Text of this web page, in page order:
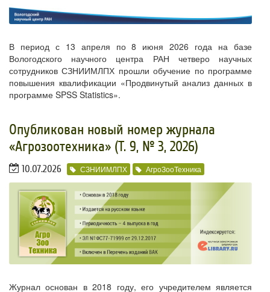
В период с 13 апреля по 8 июня 2026 года на базе
Вологодского научного центра РАН четверо научных
сотрудников СЗНИИМЛПХ прошли обучение по программе
повышения квалификации «Продвинутый анализ данных в
программе SPSS Statistics».
Опубликован новый номер журнала
«Агрозоотехника» (Т. 9, № 3, 2026)
10.07.2026 СЗНИИМЛПХ АгроЗооТехника
Журнал основан в 2018 году, его учредителем является